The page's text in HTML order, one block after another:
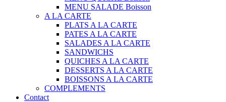
MENU SALADE Boisson
A LA CARTE
PLATS A LA CARTE
PATES A LA CARTE
SALADES A LA CARTE
SANDWICHS
QUICHES A LA CARTE
DESSERTS A LA CARTE
BOISSONS A LA CARTE
COMPLEMENTS
Contact